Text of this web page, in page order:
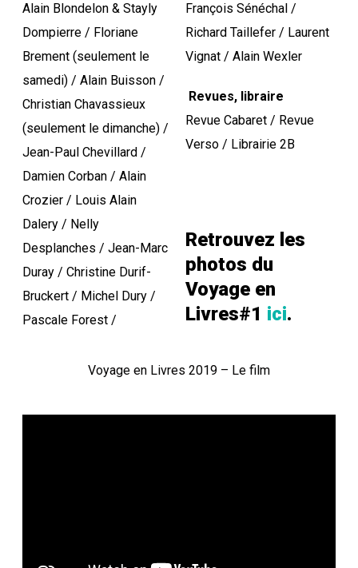
Alain Blondelon & Stayly
Dompierre / Floriane
Brement (seulement le
samedi) / Alain Buisson /
Christian Chavassieux
(seulement le dimanche) /
Jean-Paul Chevillard /
Damien Corban / Alain
Crozier / Louis Alain
Dalery / Nelly
Desplanches / Jean-Marc
Duray / Christine Durif-
Bruckert / Michel Dury /
Pascale Forest /
François Sénéchal /
Richard Taillefer / Laurent
Vignat / Alain Wexler
Revues, libraire
Revue Cabaret / Revue
Verso / Librairie 2B
Retrouvez les
photos du
Voyage en
Livres#1 ici.
Voyage en Livres 2019 – Le film